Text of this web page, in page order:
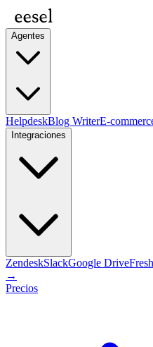
Agentes
HelpdeskBlog WriterE-
Integraciones
ZendeskSlackGoogle Drive
→
Precios